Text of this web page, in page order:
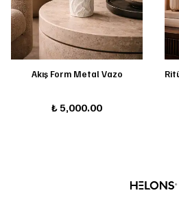
Akış Form Metal Vazo
₺ 5,000.00